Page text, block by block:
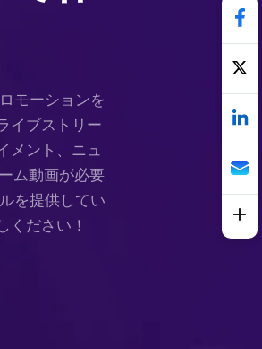
モーションを
イブストリー
メント、ニュ
ム動画が必要
を提供してい
ください！